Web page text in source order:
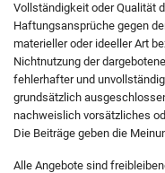
Vollständigkeit oder Qualität
Haftungsansprüche gegen
materieller oder ideeller Art
Nichtnutzung der
fehlerhafter und
grundsätzlich
nachweislich vorsätzliches
Die Beiträge geben die
Alle Angebote sind